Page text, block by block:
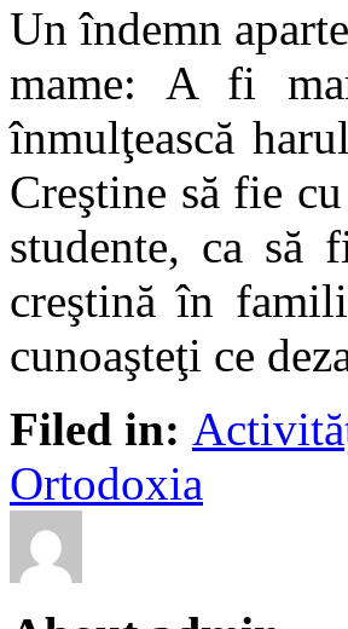
Un îndemn
mame: A fi
înmulţească
Creştine să fie
studente, ca să
creştină în
cunoaşteţi ce
Filed in:
Ortodoxia